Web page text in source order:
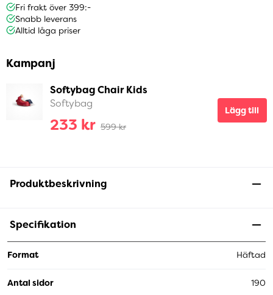
Fri frakt över 399:-
Snabb leverans
Alltid låga priser
Kampanj
Softybag Chair Kids
Softybag
233 kr 599 kr
Lägg till
Produktbeskrivning
Specifikation
Format Häftad
Antal sidor 190